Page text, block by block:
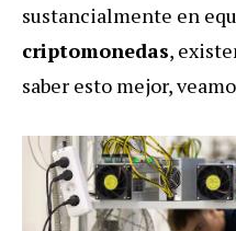
sustancialmente en
criptomonedas,
saber esto mejor,